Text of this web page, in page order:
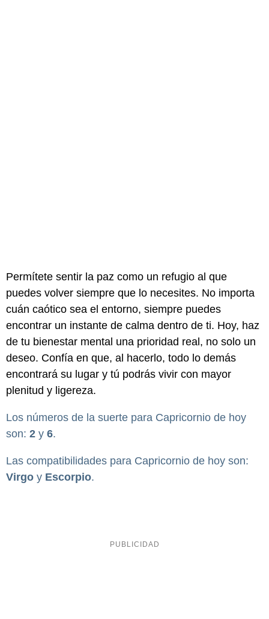
Permítete sentir la paz como un refugio al que
puedes volver siempre que lo necesites. No importa
cuán caótico sea el entorno, siempre puedes
encontrar un instante de calma dentro de ti. Hoy, haz
de tu bienestar mental una prioridad real, no solo un
deseo. Confía en que, al hacerlo, todo lo demás
encontrará su lugar y tú podrás vivir con mayor
plenitud y ligereza.
Los números de la suerte para Capricornio de hoy
son: 2 y 6.
Las compatibilidades para Capricornio de hoy son:
Virgo y Escorpio.